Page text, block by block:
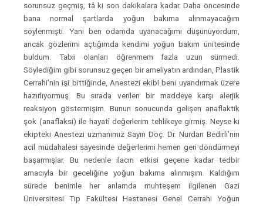
sorunsuz geçmiş, tâ ki son dakikalara kadar. Daha öncesinde
bana normal şartlarda yoğun bakıma alınmayacağım
söylenmişti. Yani ben odamda uyanacağımı düşünüyordum,
ancak gözlerimi açtığımda kendimi yoğun bakım ünitesinde
buldum. Tabii olanları öğrenmem fazla uzun sürmedi.
Söylediğim gibi sorunsuz geçen bir ameliyatın ardından, Plastik
Cerrahi’nin işi bittiğinde, Anestezi ekibi beni uyandırmak üzere
hazırlıyormuş. Bu sırada verilen bir maddeye karşı alerjik
reaksiyon göstermişim. Bunun sonucunda gelişen anaflaktik
şok (anaflaksi) ile hayatî değerlerim tehlikeye girmiş. Neyse ki
ekipteki Anestezi uzmanımız Sayın Doç. Dr. Nurdan Bedirli’nin
acil müdahalesi sayesinde değerlerimi hemen geri döndürmeyi
başarmışlar. Bu nedenle ilacın etkisi geçene kadar tedbir
amacıyla bir geceliğine yoğun bakıma alınmışım. Kaldığım
sürede benimle her anlamda muhteşem ilgilenen Gazi
Üniversitesi Tıp Fakültesi Hastanesi Genel Cerrahi Yoğun